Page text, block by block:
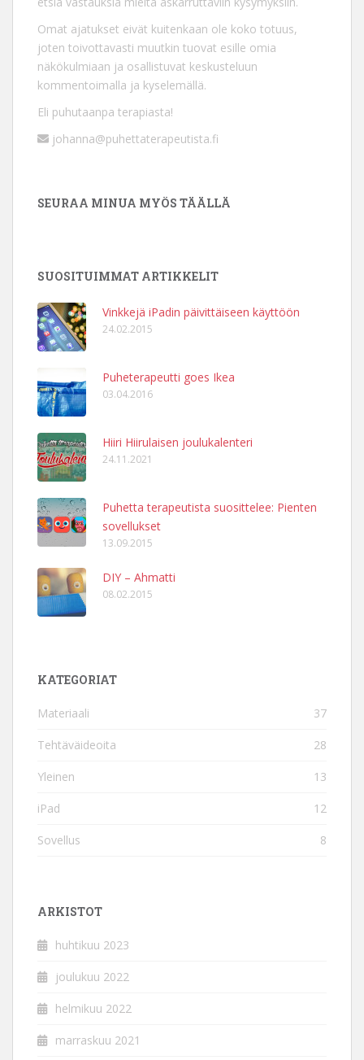
Omat ajatukset eivät kuitenkaan ole koko totuus,
joten toivottavasti muutkin tuovat esille omia
näkökulmiaan ja osallistuvat keskusteluun
kommentoimalla ja kyselemällä.
Eli puhutaanpa terapiasta!
johanna@puhettaterapeutista.fi
SEURAA MINUA MYÖS TÄÄLLÄ
SUOSITUIMMAT ARTIKKELIT
Vinkkejä iPadin päivittäiseen käyttöön
24.02.2015
Puheterapeutti goes Ikea
03.04.2016
Hiiri Hiirulaisen joulukalenteri
24.11.2021
Puhetta terapeutista suosittelee: Pienten
sovellukset
13.09.2015
DIY – Ahmatti
08.02.2015
KATEGORIAT
Materiaali 37
Tehtäväideoita 28
Yleinen 13
iPad 12
Sovellus 8
ARKISTOT
huhtikuu 2023
joulukuu 2022
helmikuu 2022
marraskuu 2021